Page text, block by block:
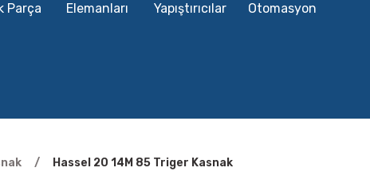
Parça
Elemanları
Yapıştırıcılar
Otomasyon
Hassel 20 14M 85 Triger Kasnak